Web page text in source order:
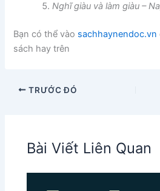
Nghĩ giàu và làm giàu –
Bạn có thể vào sachhaynendoc.vn
sách hay trên
TRƯỚC ĐÓ
Bài Viết Liên Quan